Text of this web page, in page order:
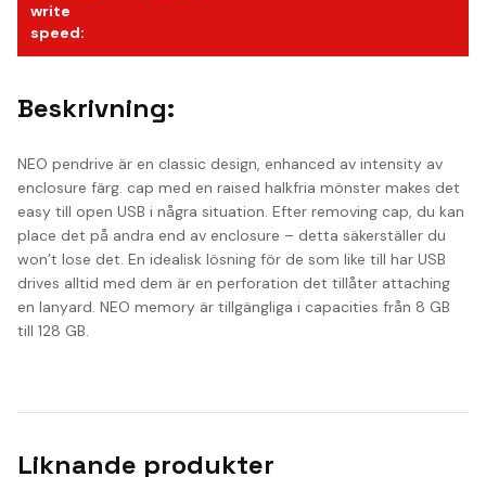
write
speed:
Beskrivning:
NEO pendrive är en classic design, enhanced av intensity av
enclosure färg. cap med en raised halkfria mönster makes det
easy till open USB i några situation. Efter removing cap, du kan
place det på andra end av enclosure – detta säkerställer du
won’t lose det. En idealisk lösning för de som like till har USB
drives alltid med dem är en perforation det tillåter attaching
en lanyard. NEO memory är tillgängliga i capacities från 8 GB
till 128 GB.
Liknande produkter